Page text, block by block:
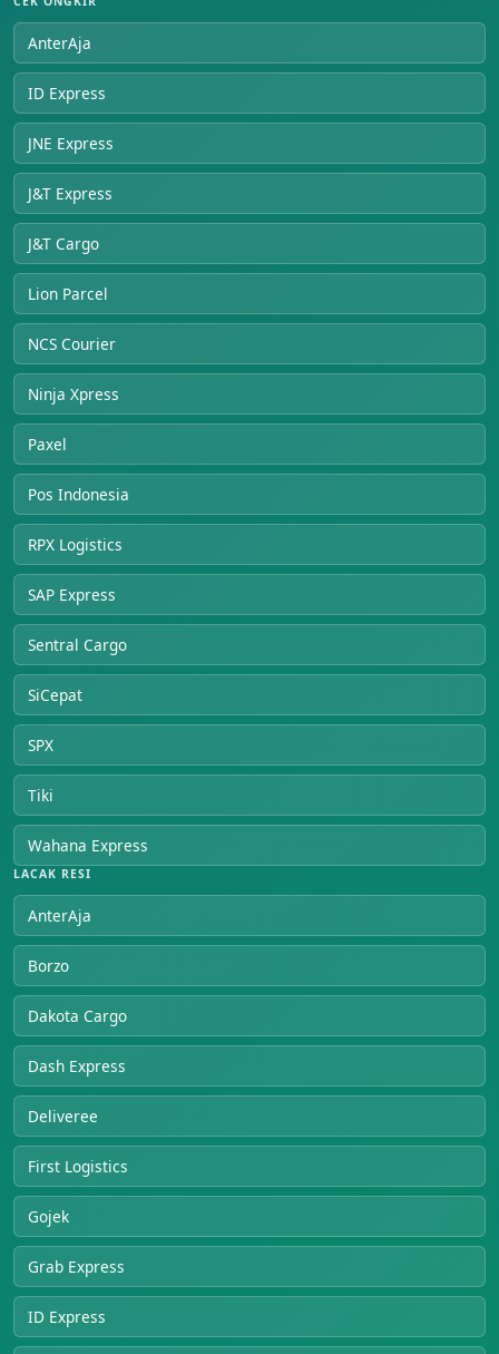
AnterAja
ID Express
JNE Express
J&T Express
J&T Cargo
Lion Parcel
NCS Courier
Ninja Xpress
Paxel
Pos Indonesia
RPX Logistics
SAP Express
Sentral Cargo
SiCepat
SPX
Tiki
Wahana Express
LACAK RESI
AnterAja
Borzo
Dakota Cargo
Dash Express
Deliveree
First Logistics
Gojek
Grab Express
ID Express